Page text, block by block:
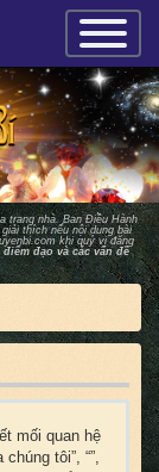
×
trang nhà. Ban Ðiều Hành
thích nếu nội dung bài
khi quý vị đăng
điểm đạo và các vấn đề
mối quan hệ
tôi”, “”,